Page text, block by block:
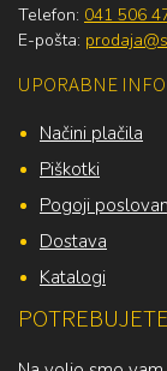
Telefon: 041 506
E-pošta:
UPORABNE
Načini plačila
Piškotki
Pogoji
Dostava
Katalogi